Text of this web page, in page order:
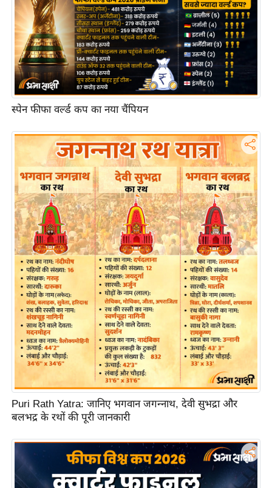
आ
ई
.
चा
य
प
र
मी
ध
र्म
ज्यो
ति
ष
प्र
भु
मा
र्म
ल
व्र
त्यो
हा
र
स्पेन फीफा वर्ल्ड कप का नया चैंपियन
Puri Rath Yatra: जानिए भगवान जगन्नाथ, देवी सुभद्रा और
बलभद्र के रथों की पूरी जानकारी